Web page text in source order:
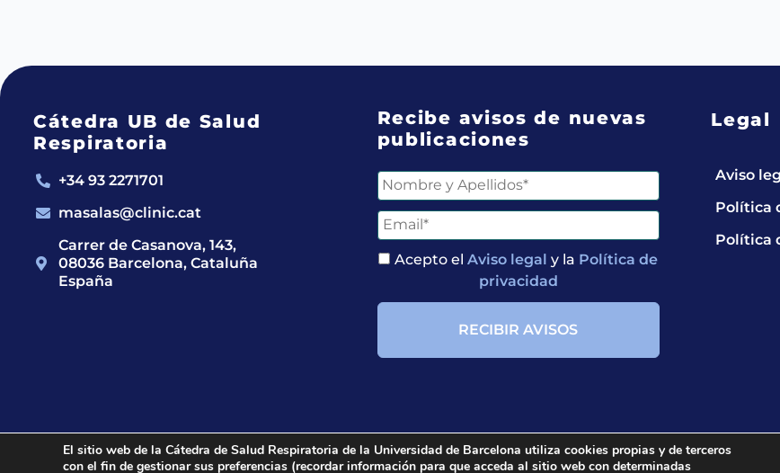
Cátedra UB de Salud
Respiratoria
+34 93 2271701
masalas@clinic.cat
Carrer de Casanova, 143,
08036 Barcelona, Cataluña
España
Recibe avisos de nuevas
publicaciones
Acepto elAviso legal y la Política de
privacidad
Legal
Aviso
Política
Política
2024 © Cátedra UB de Salud Respiratoria.All rights reserved.
El sitio web de la Cátedra de Salud Respiratoria de la Universidad de Barcelona utiliza cookies propias y de terceros
con el fin de gestionar sus preferencias (recordar información para que acceda al sitio web con determinadas